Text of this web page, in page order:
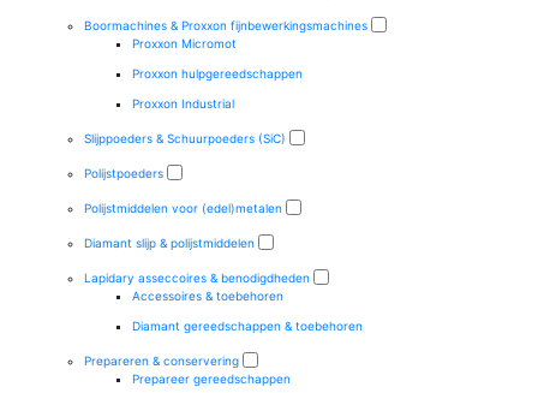
Boormachines & Proxxon fijnbewerkingsmachines
Proxxon Micromot
Proxxon hulpgereedschappen
Proxxon Industrial
Slijppoeders & Schuurpoeders (SiC)
Polijstpoeders
Polijstmiddelen voor (edel)metalen
Diamant slijp & polijstmiddelen
Lapidary asseccoires & benodigdheden
Accessoires & toebehoren
Diamant gereedschappen & toebehoren
Prepareren & conservering
Prepareer gereedschappen